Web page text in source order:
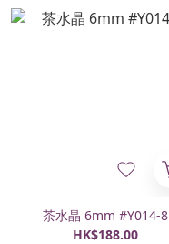
茶水晶 6mm #Y014-8
HK$188.00